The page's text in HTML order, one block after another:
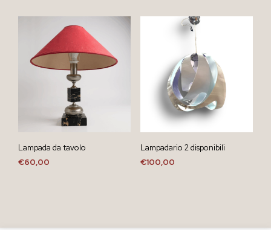
Lampada da tavolo
€60,00
Lampadario 2 disponibili
€100,00